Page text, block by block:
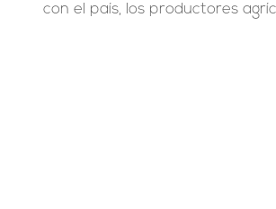
con el país, los productores